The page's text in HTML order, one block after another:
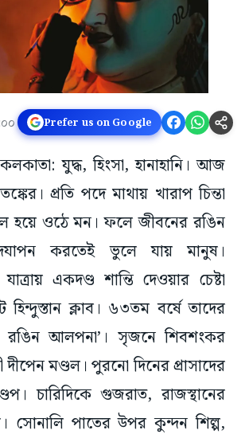
Prefer us on Google
যুদ্ধ, হিংসা, হানাহানি। আজ
প্রতি পদে মাথায় খারাপ চিন্তা
হয়ে ওঠে মন। ফলে জীবনের রঙিন
করতেই ভুলে যায় মানুষ।
একদণ্ড শান্তি দেওয়ার চেষ্টা
হিন্দুস্তান ক্লাব। ৬৩তম বর্ষে তাদের
রঙিন আলপনা’। সৃজনে শিবশংকর
দীপেন মণ্ডল। পুরনো দিনের প্রাসাদের
চারিদিকে গুজরাত, রাজস্থানের
সোনালি পাতের উপর কুন্দন শিল্প,